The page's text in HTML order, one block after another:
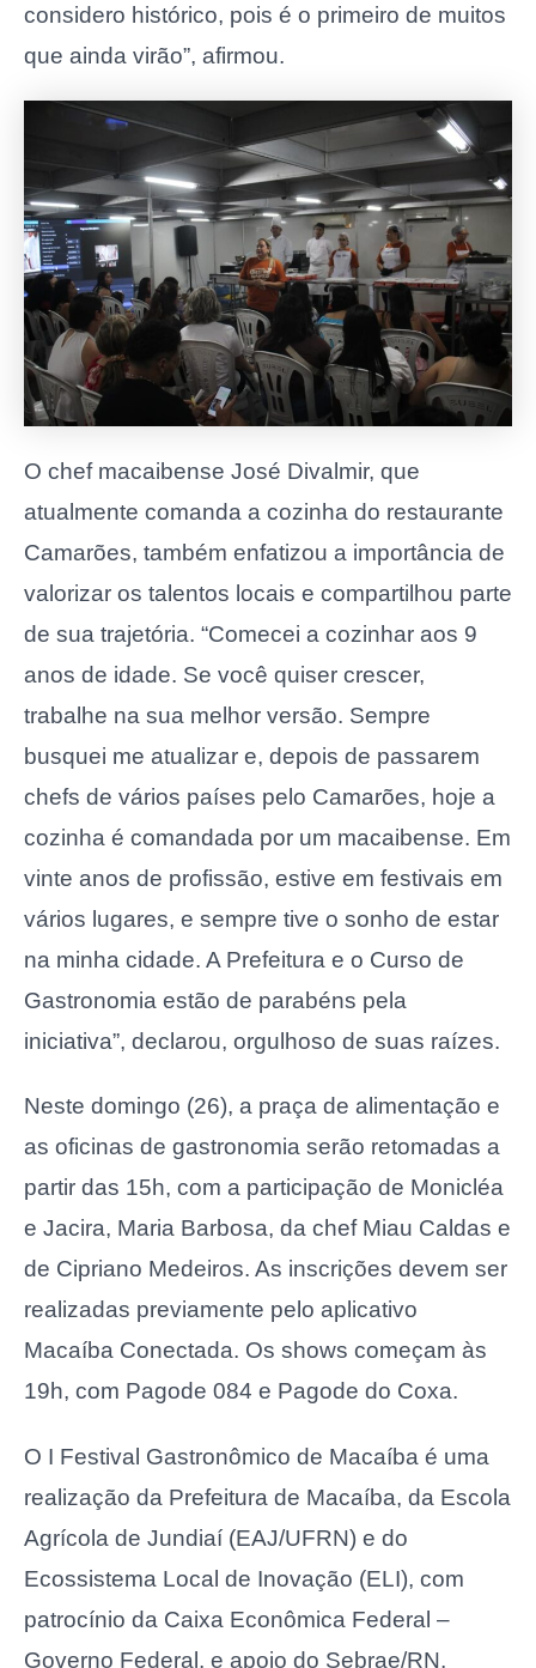
considero histórico, pois é o primeiro de muitos
que ainda virão”, afirmou.
O chef macaibense José Divalmir, que
atualmente comanda a cozinha do restaurante
Camarões, também enfatizou a importância de
valorizar os talentos locais e compartilhou parte
de sua trajetória. “Comecei a cozinhar aos 9
anos de idade. Se você quiser crescer,
trabalhe na sua melhor versão. Sempre
busquei me atualizar e, depois de passarem
chefs de vários países pelo Camarões, hoje a
cozinha é comandada por um macaibense. Em
vinte anos de profissão, estive em festivais em
vários lugares, e sempre tive o sonho de estar
na minha cidade. A Prefeitura e o Curso de
Gastronomia estão de parabéns pela
iniciativa”, declarou, orgulhoso de suas raízes.
Neste domingo (26), a praça de alimentação e
as oficinas de gastronomia serão retomadas a
partir das 15h, com a participação de Monicléa
e Jacira, Maria Barbosa, da chef Miau Caldas e
de Cipriano Medeiros. As inscrições devem ser
realizadas previamente pelo aplicativo
Macaíba Conectada. Os shows começam às
19h, com Pagode 084 e Pagode do Coxa.
O I Festival Gastronômico de Macaíba é uma
realização da Prefeitura de Macaíba, da Escola
Agrícola de Jundiaí (EAJ/UFRN) e do
Ecossistema Local de Inovação (ELI), com
patrocínio da Caixa Econômica Federal –
Governo Federal, e apoio do Sebrae/RN,